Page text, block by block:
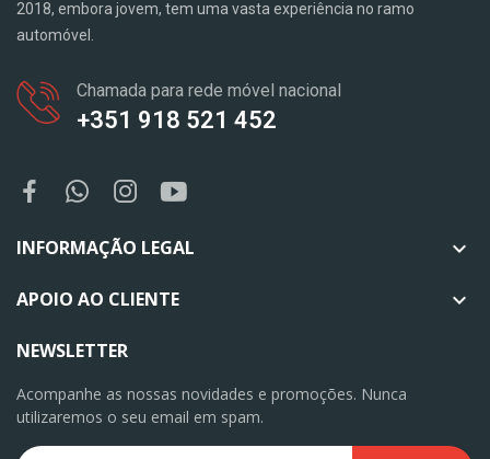
2018, embora jovem, tem uma vasta experiência no ramo
automóvel.
Chamada para rede móvel nacional
+351 918 521 452
INFORMAÇÃO LEGAL 
APOIO AO CLIENTE 
NEWSLETTER
Acompanhe as nossas novidades e promoções. Nunca
utilizaremos o seu email em spam.